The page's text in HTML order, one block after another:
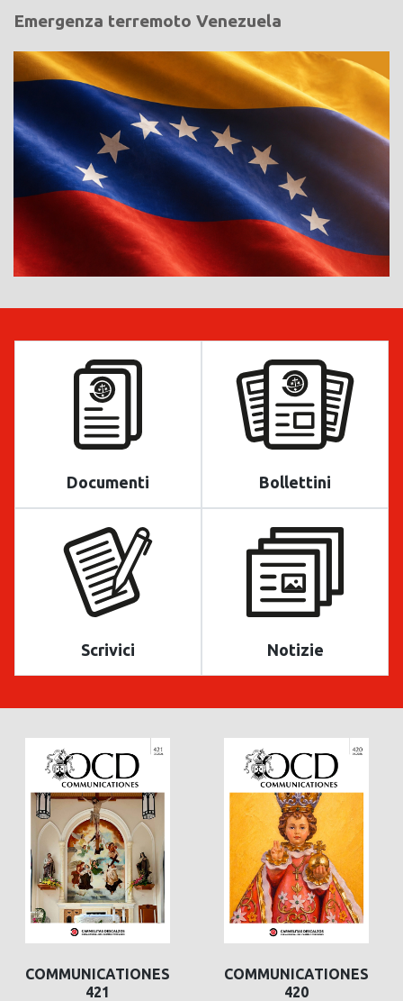
Emergenza terremoto Venezuela
Documenti Bollettini
Scrivici Notizie
COMMUNICATIONES
421
COMMUNICATIONES
420
COMMUNICATIONES